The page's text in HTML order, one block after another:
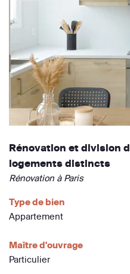
Rénovation et division
logements distincts
Rénovation à Paris
Type de bien
Appartement
Maître d'ouvrage
Particulier